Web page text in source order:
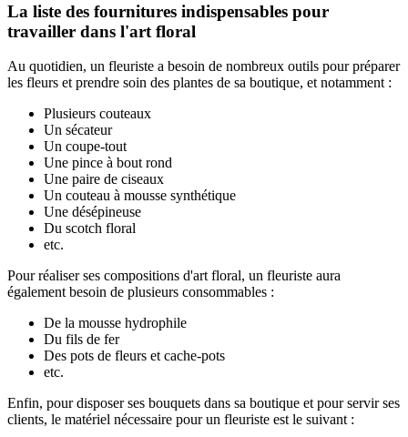
La liste des fournitures indispensables pour
travailler dans l'art floral
Au quotidien, un fleuriste a besoin de nombreux outils pour préparer
les fleurs et prendre soin des plantes de sa boutique, et notamment :
Plusieurs couteaux
Un sécateur
Un coupe-tout
Une pince à bout rond
Une paire de ciseaux
Un couteau à mousse synthétique
Une désépineuse
Du scotch floral
etc.
Pour réaliser ses compositions d'art floral, un fleuriste aura
également besoin de plusieurs consommables :
De la mousse hydrophile
Du fils de fer
Des pots de fleurs et cache-pots
etc.
Enfin, pour disposer ses bouquets dans sa boutique et pour servir ses
clients, le matériel nécessaire pour un fleuriste est le suivant :